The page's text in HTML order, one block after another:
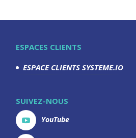
ESPACES CLIENTS
ESPACE CLIENTS SYSTEME.IO
SUIVEZ-NOUS
YouTube